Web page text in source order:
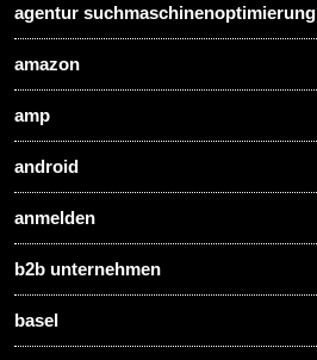
agentur suchmaschinenoptimierung
amazon
amp
android
anmelden
b2b unternehmen
basel